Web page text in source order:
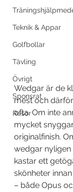
Teknik & Appar
Golfbollar
Tävling
Övrigt
Sponsrat
Resor
Wedgar är de
mest och
ofta. Om inte
mycket
originalfinish.
wedgar nyligen
kastar ett
skönheter
– både Opus